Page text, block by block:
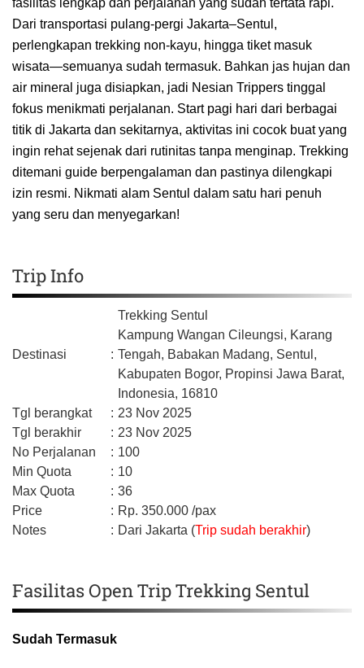
Dari transportasi pulang-pergi Jakarta–Sentul,
perlengkapan trekking non-kayu, hingga tiket masuk
wisata—semuanya sudah termasuk. Bahkan jas hujan dan
air mineral juga disiapkan, jadi Nesian Trippers tinggal
fokus menikmati perjalanan. Start pagi hari dari berbagai
titik di Jakarta dan sekitarnya, aktivitas ini cocok buat yang
ingin rehat sejenak dari rutinitas tanpa menginap. Trekking
ditemani guide berpengalaman dan pastinya dilengkapi
izin resmi. Nikmati alam Sentul dalam satu hari penuh
yang seru dan menyegarkan!
Trip Info
Destinasi :
Trekking Sentul
Kampung Wangan Cileungsi, Karang
Tengah, Babakan Madang, Sentul,
Kabupaten Bogor, Propinsi Jawa Barat,
Indonesia, 16810
Tgl berangkat
: 23 Nov 2025
Tgl berakhir
: 23 Nov 2025
No Perjalanan
: 100
Min Quota
: 10
Max Quota
: 36
Price
: Rp. 350.000 /pax
Notes
: Dari Jakarta (Trip sudah berakhir)
Fasilitas Open Trip Trekking Sentul
Sudah Termasuk